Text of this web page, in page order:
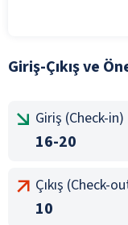
Giriş-Çıkış ve
Giriş (Check-in)
16-20
Çıkış (Check-
10